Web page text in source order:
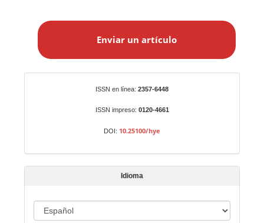
a
t
í
Enviar un artículo
ISSN en línea: 2357-6448
ISSN impreso: 0120-4661
DOI: 10.25100/hye
Idioma